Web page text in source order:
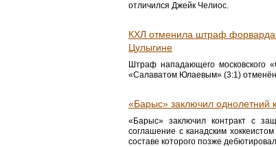
отличился Джейк Челиос.
КХЛ отменила штраф форварда
Цулыгине
Штраф нападающего
«Салаватом Юлаевым» (3:1)
«Барыс» заключил однолетний
«Барыс» заключил контракт с
соглашение с канадским
составе которого позже